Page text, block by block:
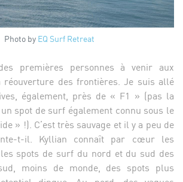
Photo by EQ Surf Retreat
premières personnes à venir aux
réouverture des frontières. Je suis allé
également, près de « F1 » (pas la
spot de surf également connu sous le
» !). C’est très sauvage et il y a peu de
t-il. Kyllian connaît par cœur les
spots de surf du nord et du sud des
moins de monde, des spots plus